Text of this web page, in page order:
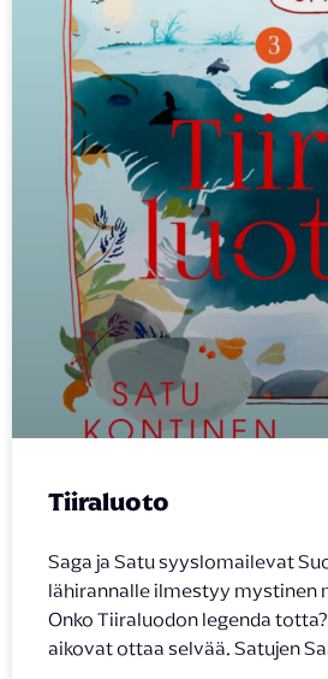
Tiiraluoto
Saga ja Satu syyslomailevat
lähirannalle ilmestyy mystinen
Onko Tiiraluodon legenda
aikovat ottaa selvää. Satujen